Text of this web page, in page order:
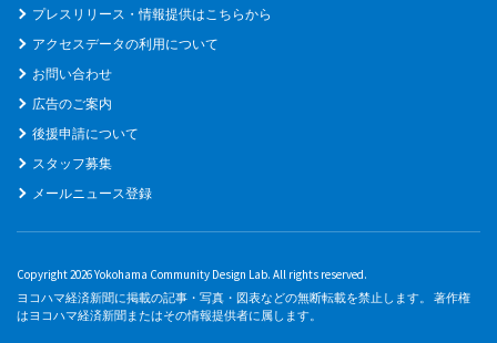
プレスリリース・情報提供はこちらから
アクセスデータの利用について
お問い合わせ
広告のご案内
後援申請について
スタッフ募集
メールニュース登録
Copyright 2026 Yokohama Community Design Lab. All rights reserved.
ヨコハマ経済新聞に掲載の記事・写真・図表などの無断転載を禁止します。 著作権
はヨコハマ経済新聞またはその情報提供者に属します。